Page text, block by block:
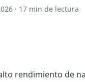
· 17 min de lectura
rendimiento de